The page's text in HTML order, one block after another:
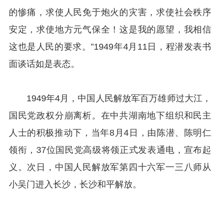
的惨痛，求使人民免于炮火的灾害，求使社会秩序
安定，求使地方元气保全！这是我的愿望，我相信
这也是人民的要求。”1949年4月11日，程潜发表书
面谈话如是表态。
1949年4月，中国人民解放军百万雄师过大江，
国民党政权分崩离析。在中共湖南地下组织和民主
人士的积极推动下，当年8月4日，由陈潜、陈明仁
领衔，37位国民党高级将领正式发表通电，宣布起
义。次日，中国人民解放军第四十六军一三八师从
小吴门进入长沙，长沙和平解放。